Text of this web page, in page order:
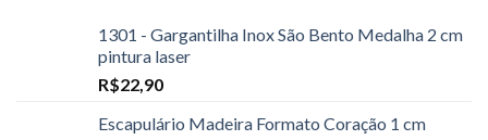
1301 - Gargantilha Inox São Bento Medalha 2 cm
pintura laser
R$22,90
Escapulário Madeira Formato Coração 1 cm